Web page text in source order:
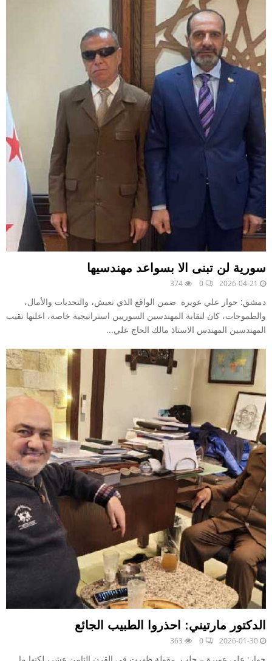
سورية لن تبنى الا بسواعد مهندسيها
2026-04-21
0
374
دمشق: حوار علي عويرة ضمن الواقع الذي نعيش، والتحديات والأمال،
والطموحات، كان لنقابة المهندسين السوريين استراتيجية خاصة، اعلنها نقيب
المهندسين المهندس الاستاذ مالك الحاج علي...
الدكتور مارتيني: احذروا الطبيب الجائع
2026-01-30
0
363
حوار: علي عويرة – حلب مقولة ظهرت في القرن الثامن عشر، لكنها ما